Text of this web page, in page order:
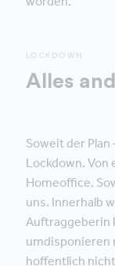
LOCKDOWN
Alles
Soweit der Plan
Lockdown. Von
Homeoffice.
uns. Innerhalb
Auftraggeberin
umdisponieren
hoffentlich